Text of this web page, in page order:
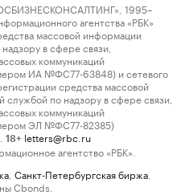
1995–
агентства «РБК»
массовой информации
в сфере связи,
коммуникаций
ИА №ФС77-63848) и сетевого
средства массовой
по надзору в сфере связи,
коммуникаций
ЭЛ №ФС77-82385)
18+ letters@rbc.ru
агентство «РБК».
Санкт-Петербургская биржа
Cbonds.